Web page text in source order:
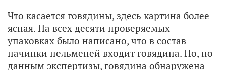
Что касается говядины, здесь картина более
ясная. На всех десяти проверяемых
упаковках было написано, что в состав
начинки пельменей входит говядина. Но, по
данным экспертизы, говядина обнаружена